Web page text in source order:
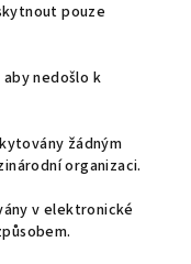
pouze
nedošlo k
žádným
organizaci.
v elektronické